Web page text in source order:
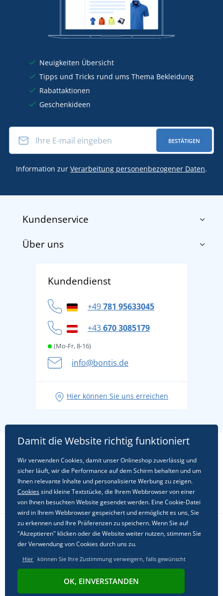
Neuigkeiten Übersicht
Tipps und Tricks rund ums Thema Bekleidung
Rabattaktionen
Geschenkideen
BESTÄTIGEN
Information zur Verarbeitung personenbezogener Daten.
Kundenservice
Impressum
Versand und Zahlung
Datenschutz
Cookie-Richtlinie
Über uns
Für Unternehmen und Organisationen
Kundendienst
+49781 95633045
+43670 3085179
(Mo-Fr, 8-16)
info@bontis.de
Hier können Sie uns erreichen
Folgen Sie uns in sozialen Netzwerken
Damit die Website richtig funktioniert
Wir verwenden Cookies, damit unser Onlineshop zuverlässig und
sicher läuft, wir die Performance auf dem Schirm behalten und um
Ihnen relevante Inhalte und personalisierte Werbung zu zeigen.
Cookiessind kleine Textstücke, die Ihrem Webbrowser von einer
von Ihnen besuchten Website gesendet werden. Eine Cookie-Datei
wird in Ihrem Webbrowser gespeichert und ermöglicht es uns, Sie
zu erkennen und Ihre Präferenzen zu speichern. Wenn Sie auf
"Akzeptieren" klicken oder die Website weiter nutzen, stimmen Sie
der Verwendung von Cookies durch uns zu.
Hier können Sie Ihre Zustimmung verweigern, falls gewünscht
OK, EINVERSTANDEN